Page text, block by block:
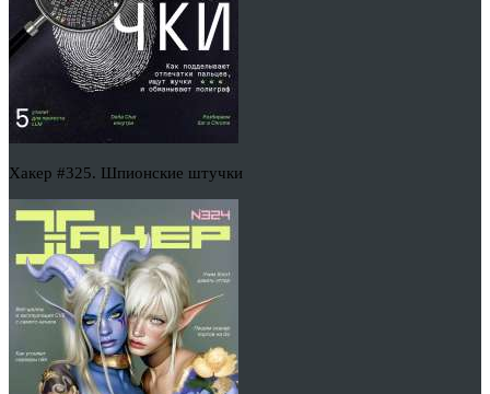
Хакер #325. Шпионские штучки